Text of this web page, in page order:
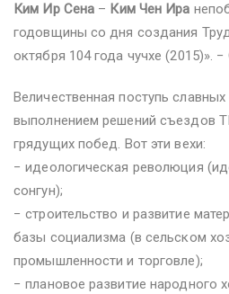
Ким Ир Сена – Ким Чен Ира
годовщины со дня создания
октября 104 года чучхе (2015)». −
Величественная поступь
выполнением решений съездов
грядущих побед. Вот эти вехи:
− идеологическая революция
сонгун);
− строительство и развитие
базы социализма (в сельском
промышленности и торговле);
− плановое развитие народного